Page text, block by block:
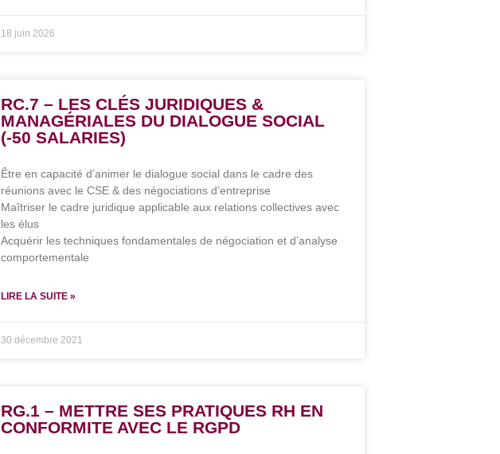
18 juin 2026
RC.7 – LES CLÉS JURIDIQUES &
MANAGÉRIALES DU DIALOGUE SOCIAL
(-50 SALARIES)
Être en capacité d’animer le dialogue social dans le cadre des
réunions avec le CSE & des négociations d’entreprise
Maîtriser le cadre juridique applicable aux relations collectives avec
les élus
Acquérir les techniques fondamentales de négociation et d’analyse
comportementale
LIRE LA SUITE »
30 décembre 2021
RG.1 – METTRE SES PRATIQUES RH EN
CONFORMITE AVEC LE RGPD